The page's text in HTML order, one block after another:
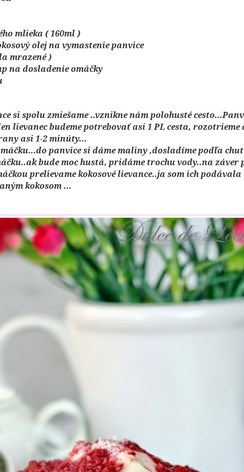
mlieka ( 160ml )
olej na vymastenie panvice
mrazené )
na dosladenie omáčky
si spolu zmiešame ..vznikne nám polohusté
lievanec budeme potrebovať asi 1 PL cesta, rozotrieme
asi 1-2 minúty...
panvice si dáme maliny ,dosladíme podľa
bude moc hustá, pridáme trochu vody..na záver
prelievame kokosové lievance..ja som ich
kokosom ...